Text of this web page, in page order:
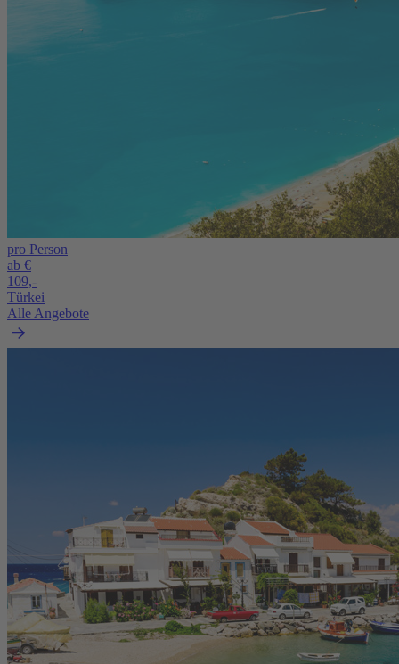
pro Person
ab €
109,-
Türkei
Alle Angebote